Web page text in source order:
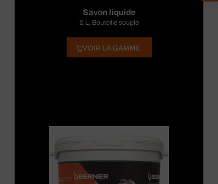
Savon liquide
2 L, Bouteille souple
VOIR LA GAMME